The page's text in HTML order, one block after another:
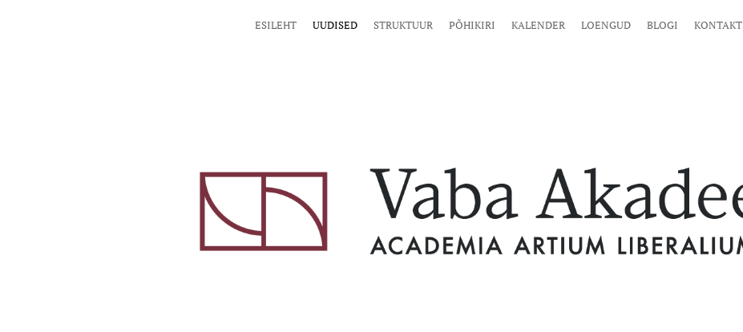
ESILEHT UUDISED STRUKTUUR PÕHIKIRI KALENDER LOENGUD BLOGI KONTAKT